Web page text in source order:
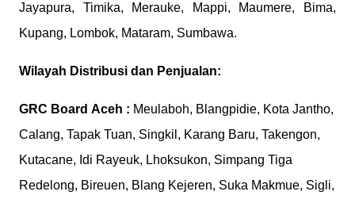
Jayapura, Timika, Merauke, Mappi, Maumere, Bima,
Kupang, Lombok, Mataram, Sumbawa.
Wilayah Distribusi dan Penjualan:
GRC Board Aceh : Meulaboh, Blangpidie, Kota Jantho,
Calang, Tapak Tuan, Singkil, Karang Baru, Takengon,
Kutacane, Idi Rayeuk, Lhoksukon, Simpang Tiga
Redelong, Bireuen, Blang Kejeren, Suka Makmue, Sigli,